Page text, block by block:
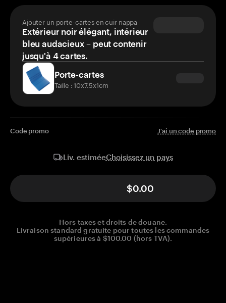
Ajouter un porte-cartes en cuir nappa
Extérieur noir élégant, intérieur
bleu audacieux – peut contenir
jusqu'à 4 cartes.
Porte-cartes
Taille : 10x7.5x1cm
Code promo J'ai un code promo
Liv. estiméeChoisissez un pays
$0.00
Hors taxes et droits de douane.
Livraison standard gratuite pour toutes les commandes
supérieures à $100.00 (hors TVA).